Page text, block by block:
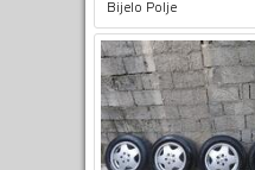
Bijelo Polje